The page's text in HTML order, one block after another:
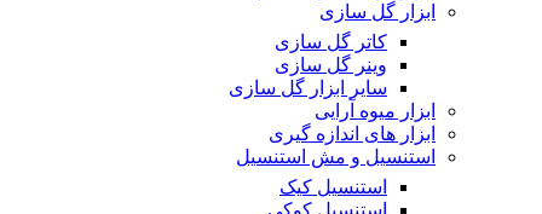
ابزار گل سازی
کاتر گل سازی
وینر گل سازی
سایر ابزار گل سازی
ابزار میوه آرایی
ابزار های اندازه گیری
استنسیل و مش استنسیل
استنسیل کیک
استنسیل کوکی